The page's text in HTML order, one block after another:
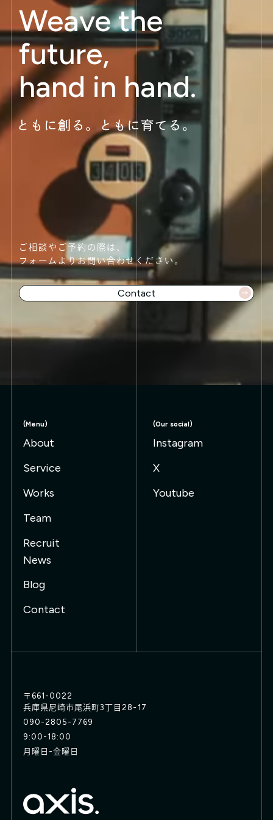
Weave the
future,
hand in hand.
ご相談やご予約の際は、
フォームよりお問い合わせください。
Contact
Contact 👉 Contact 👉
(Menu)
About
Service
Works
Team
Recruit
News
Blog
Contact
(Our social)
Instagram
X
Youtube
〒661-0022
兵庫県尼崎市尾浜町3丁目28-17
090-2805-7769
9:00-18:00
月曜日-金曜日